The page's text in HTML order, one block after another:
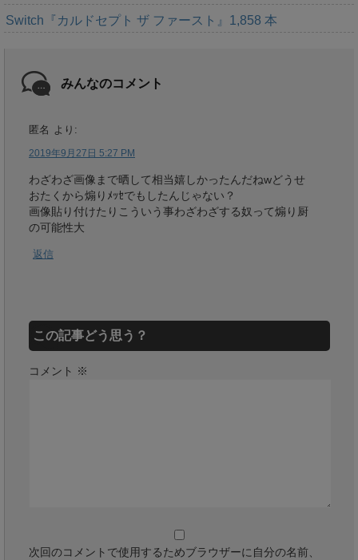
Switch『カルドセプト ザ ファースト』1,858 本
みんなのコメント
匿名 より:
2019年9月27日 5:27 PM
わざわざ画像まで晒して相当嬉しかったんだねwどうせ
おたくから煽りﾒｯｾでもしたんじゃない？
画像貼り付けたりこういう事わざわざする奴って煽り厨
の可能性大
返信
この記事どう思う？
コメント ※
次回のコメントで使用するためブラウザーに自分の名前、